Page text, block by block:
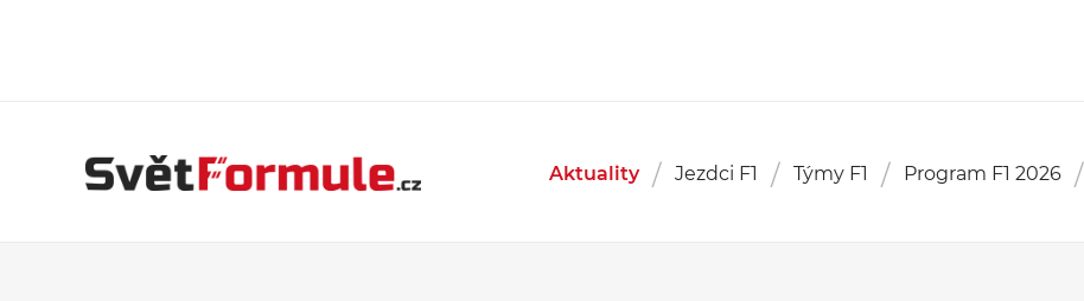
Aktuality Jezdci F1 Týmy F1 Program F1 2026